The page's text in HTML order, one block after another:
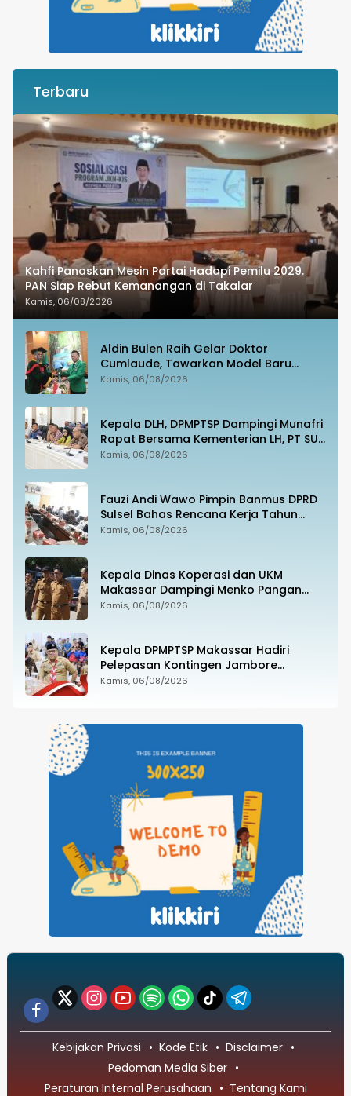
Terbaru
Kahfi Panaskan Mesin Partai Hadapi Pemilu 2029.
PAN Siap Rebut Kemanangan di Takalar
Kamis, 06/08/2026
Aldin Bulen Raih Gelar Doktor
Cumlaude, Tawarkan Model Baru
Pemidanaan Suap Berbasis Keadilan
Kamis, 06/08/2026
Kepala DLH, DPMPTSP Dampingi Munafri
Rapat Bersama Kementerian LH, PT SUS
dan Masyarakat
Kamis, 06/08/2026
Fauzi Andi Wawo Pimpin Banmus DPRD
Sulsel Bahas Rencana Kerja Tahun
2027
Kamis, 06/08/2026
Kepala Dinas Koperasi dan UKM
Makassar Dampingi Menko Pangan
Tinjau Kampung Nelayan Merah Putih
Kamis, 06/08/2026
Kepala DPMPTSP Makassar Hadiri
Pelepasan Kontingen Jambore
Nasional XII, Tegaskan Dukungan bagi
Kamis, 06/08/2026
Kebijakan Privasi Kode Etik
Disclaimer
Pedoman Media Siber
Peraturan Internal Perusahaan
Tentang Kami